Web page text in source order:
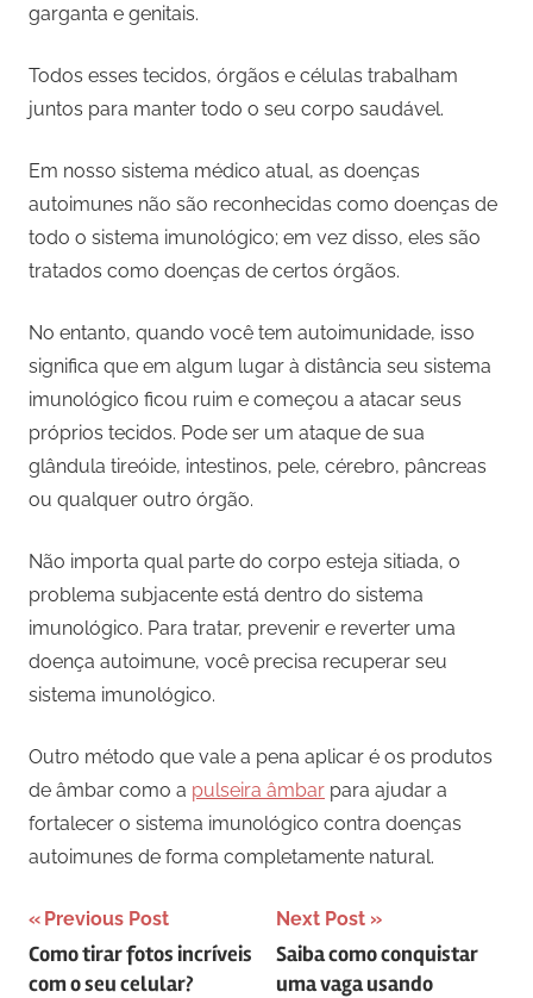
garganta e genitais.
Todos esses tecidos, órgãos e células trabalham
juntos para manter todo o seu corpo saudável.
Em nosso sistema médico atual, as doenças
autoimunes não são reconhecidas como doenças de
todo o sistema imunológico; em vez disso, eles são
tratados como doenças de certos órgãos.
No entanto, quando você tem autoimunidade, isso
significa que em algum lugar à distância seu sistema
imunológico ficou ruim e começou a atacar seus
próprios tecidos. Pode ser um ataque de sua
glândula tireóide, intestinos, pele, cérebro, pâncreas
ou qualquer outro órgão.
Não importa qual parte do corpo esteja sitiada, o
problema subjacente está dentro do sistema
imunológico. Para tratar, prevenir e reverter uma
doença autoimune, você precisa recuperar seu
sistema imunológico.
Outro método que vale a pena aplicar é os produtos
de âmbar como a pulseira âmbar para ajudar a
fortalecer o sistema imunológico contra doenças
autoimunes de forma completamente natural.
Navegação
de
Previous Post
Como tirar fotos incríveis
com o seu celular?
Next Post
Saiba como conquistar
uma vaga usando